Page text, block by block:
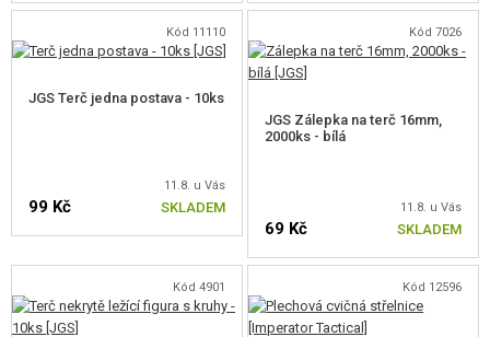
Kód 11110
JGS Terč jedna postava - 10ks
11.8. u Vás
99 Kč SKLADEM
Kód 7026
JGS Zálepka na terč 16mm,
2000ks - bílá
11.8. u Vás
69 Kč SKLADEM
Kód 4901 Kód 12596